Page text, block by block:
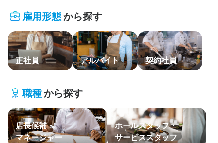
掲載をご検討の店舗様へ
食べログ求人PRESS
プライバシーポリシー
利用規約
企業情報
関東
中部・北陸
関西
中国・四国
九州・沖縄
主要エリア
雇用形態から探す
正社員 アルバイト 契約社員
職種から探す
店長候補・
マネージャー
ホールスタッフ・
サービススタッフ